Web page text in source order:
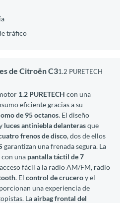
tráfico
de Citroën C31.2 PURETECH
1.2 PURETECH con una
eficiente gracias a su
de 95 octanos. El diseño
luces antiniebla delanterasque
frenos de disco, dos de ellos
garantizan una frenada segura. La
una pantalla táctil de 7
fácil a la radio AM/FM, radio
. El control de cruceroy el
una experiencia de
Laairbag frontal del